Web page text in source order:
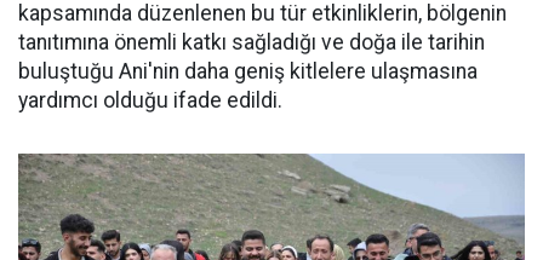
kapsamında düzenlenen bu tür etkinliklerin, bölgenin
tanıtımına önemli katkı sağladığı ve doğa ile tarihin
buluştuğu Ani'nin daha geniş kitlelere ulaşmasına
yardımcı olduğu ifade edildi.